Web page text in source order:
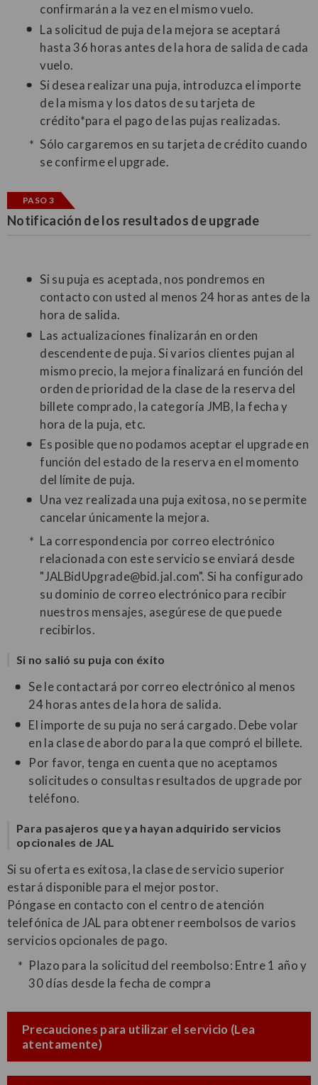
confirmarán a la vez en el mismo vuelo.
La solicitud de puja de la mejora se aceptará
hasta 36 horas antes de la hora de salida de cada
vuelo.
Si desea realizar una puja, introduzca el importe
de la misma y los datos de su tarjeta de
crédito*para el pago de las pujas realizadas.
Sólo cargaremos en su tarjeta de crédito cuando
se confirme el upgrade.
PASO 3
Notificación de los resultados de upgrade
Si su puja es aceptada, nos pondremos en
contacto con usted al menos 24 horas antes de la
hora de salida.
Las actualizaciones finalizarán en orden
descendente de puja. Si varios clientes pujan al
mismo precio, la mejora finalizará en función del
orden de prioridad de la clase de la reserva del
billete comprado, la categoría JMB, la fecha y
hora de la puja, etc.
Es posible que no podamos aceptar el upgrade en
función del estado de la reserva en el momento
del límite de puja.
Una vez realizada una puja exitosa, no se permite
cancelar únicamente la mejora.
La correspondencia por correo electrónico
relacionada con este servicio se enviará desde
"JALBidUpgrade@bid.jal.com". Si ha configurado
su dominio de correo electrónico para recibir
nuestros mensajes, asegúrese de que puede
recibirlos.
Si no salió su puja con éxito
Se le contactará por correo electrónico al menos
24 horas antes de la hora de salida.
El importe de su puja no será cargado. Debe volar
en la clase de abordo para la que compró el billete.
Por favor, tenga en cuenta que no aceptamos
solicitudes o consultas resultados de upgrade por
teléfono.
Para pasajeros que ya hayan adquirido servicios
opcionales de JAL
Si su oferta es exitosa, la clase de servicio superior
estará disponible para el mejor postor.
Póngase en contacto con el centro de atención
telefónica de JAL para obtener reembolsos de varios
servicios opcionales de pago.
Plazo para la solicitud del reembolso: Entre 1 año y
30 días desde la fecha de compra
Precauciones para utilizar el servicio (Lea
atentamente)